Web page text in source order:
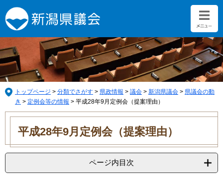
ー
ジ
の
先
頭
で
す。
ニ
ュ
ー
を
飛
ば
し
て
トップページ > 分類でさがす > 県政情報 > 議会 > 新潟県議会 > 県議会の動
き > 定例会等の情報 > 平成28年9月定例会（提案理由）
本
平成28年9月定例会（提案理由）
ページ内目次